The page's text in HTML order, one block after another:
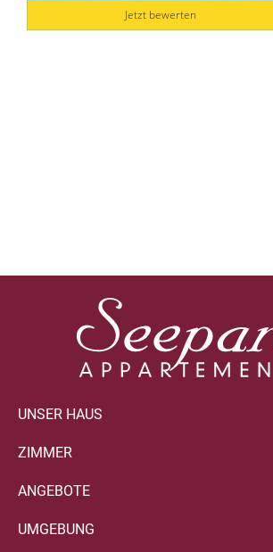
Jetzt bewerten
UNSER HAUS
ZIMMER
ANGEBOTE
UMGEBUNG